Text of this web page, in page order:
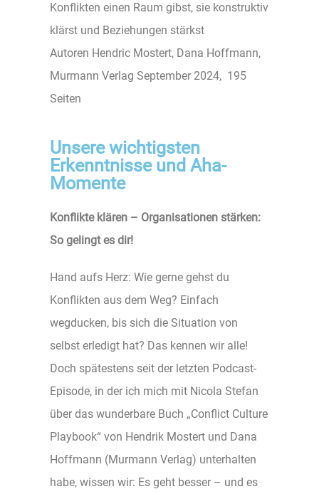
Konflikten einen Raum gibst, sie konstruktiv
klärst und Beziehungen stärkst
Autoren Hendric Mostert, Dana Hoffmann,
Murmann Verlag September 2024, 195
Seiten
Unsere wichtigsten
Erkenntnisse und Aha-
Momente
Konflikte klären – Organisationen stärken:
So gelingt es dir!
Hand aufs Herz: Wie gerne gehst du
Konflikten aus dem Weg? Einfach
wegducken, bis sich die Situation von
selbst erledigt hat? Das kennen wir alle!
Doch spätestens seit der letzten Podcast-
Episode, in der ich mich mit Nicola Stefan
über das wunderbare Buch „Conflict Culture
Playbook“ von Hendrik Mostert und Dana
Hoffmann (Murmann Verlag) unterhalten
habe, wissen wir: Es geht besser – und es